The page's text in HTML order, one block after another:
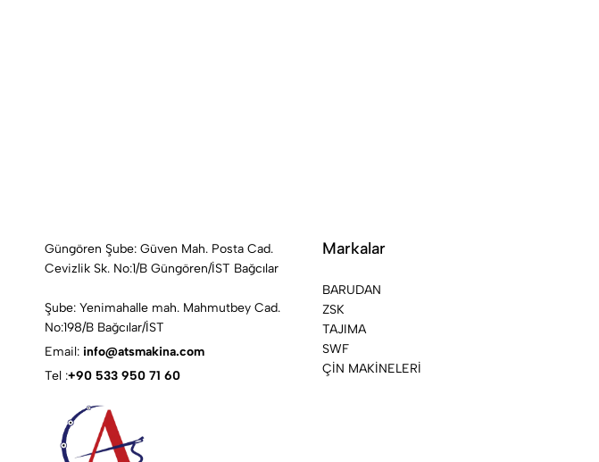
Güngören Şube: Güven Mah. Posta Cad.
Cevizlik Sk. No:1/B Güngören/İST Bağcılar
Şube: Yenimahalle mah. Mahmutbey Cad.
No:198/B Bağcılar/İST
Email: info@atsmakina.com
Tel :+90 533 950 71 60
Markalar
BARUDAN
ZSK
TAJIMA
SWF
ÇİN MAKİNELERİ